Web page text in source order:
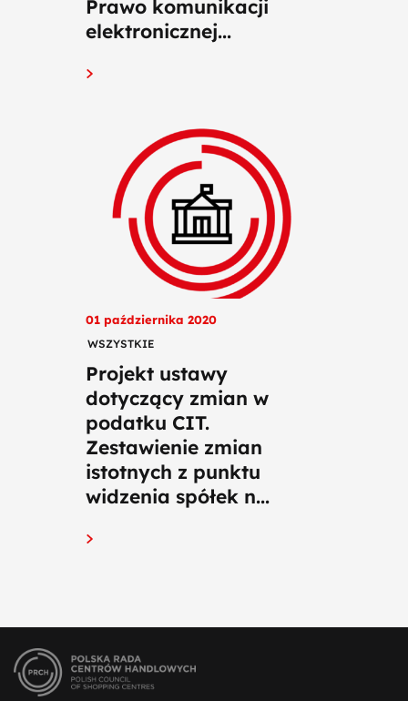
Prawo komunikacji
elektronicznej...
01 października 2020
WSZYSTKIE
Projekt ustawy
dotyczący zmian w
podatku CIT.
Zestawienie zmian
istotnych z punktu
widzenia spółek n...